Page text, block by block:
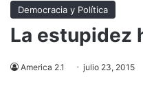
Democracia y Política
La estupidez
America 2.1 julio 23, 2015